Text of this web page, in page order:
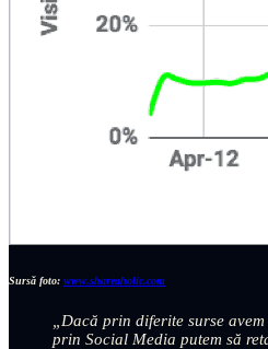
Sursă foto: www.shareaholic.com
„Dacă prin diferite surse
prin Social Media putem să